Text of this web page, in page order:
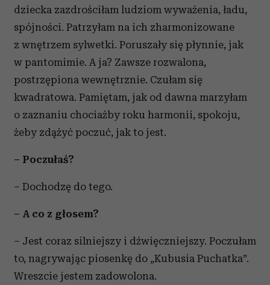
dziecka zazdrościłam ludziom wyważenia, ładu,
spójności. Patrzyłam na ich zharmonizowane
z wnętrzem sylwetki. Poruszały się płynnie, jak
w pantomimie. A ja? Zawsze rozwalona,
postrzępiona wewnętrznie. Czułam się
kwadratowa. Pamiętam, jak od dawna marzyłam
o zaznaniu chociażby roku harmonii, spokoju,
żeby zdążyć poczuć, jak to jest.
– Poczułaś?
– Dochodzę do tego.
– A co z głosem?
– Jest coraz silniejszy i dźwięczniejszy. Poczułam
to, nagrywając piosenkę do „Kubusia Puchatka”.
Wreszcie jestem zadowolona.